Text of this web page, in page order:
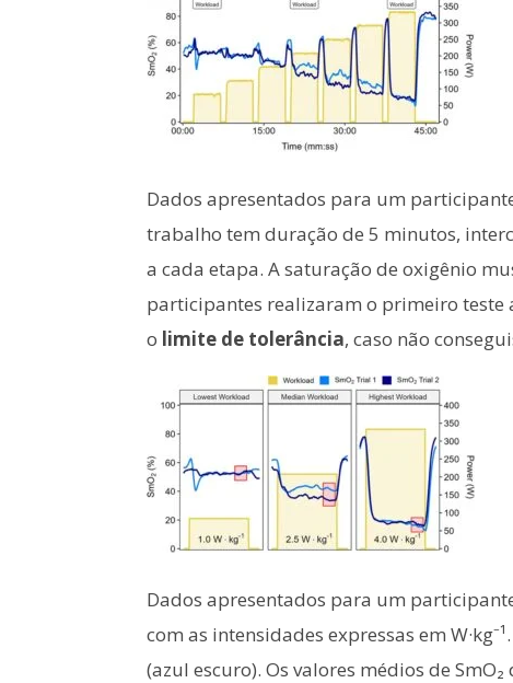
Dados apresentados para um
trabalho tem duração de 5 minutos,
a cada etapa. A saturação de oxigênio
participantes realizaram o primeiro teste
o limite de tolerância, caso não
Dados apresentados para um
com as intensidades expressas em
(azul escuro). Os valores médios de SmO₂